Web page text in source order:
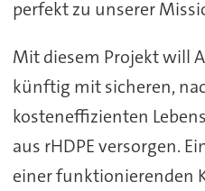
perfekt zu unserer
Mit diesem Projekt will
künftig mit sicheren,
kosteneffizienten
aus rHDPE versorgen.
einer funktionierenden